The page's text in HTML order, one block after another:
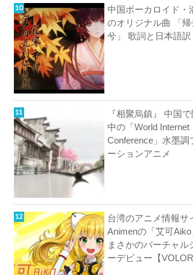
中国ボーカロイド・
のオリジナル曲 「帰
兮」 歌詞と日本語訳
『相聚烏鎮』 中国
中の「World Internet
Conference」水墨調
ーションアニメ
台湾のアニメ情報サ
Animenの「艾可
まさかのバーチャル
ーデビュー【VOLOR